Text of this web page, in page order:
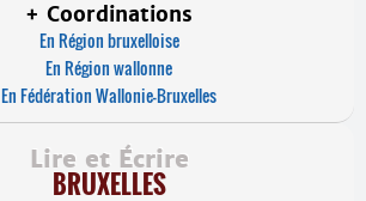
+ Coordinations
En Région bruxelloise
En Région wallonne
En Fédération Wallonie-Bruxelles
Lire et Écrire
BRUXELLES